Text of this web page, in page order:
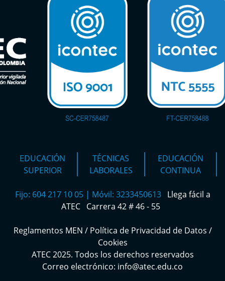
EDUCACIÓN
SUPERIOR
TÉCNICAS
LABORALES
EDUCACIÓN
CONTINUA
Fijo: 604 217 10 05 | Móvil: 3233450613 Llega fácil a
ATEC Carrera 42 # 46 - 55
Reglamentos MEN / Política de Privacidad de Datos /
Cookies
ATEC 2025. Todos los derechos reservados
Correo electrónico: info@atec.edu.co